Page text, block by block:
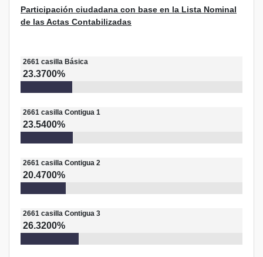
Participación ciudadana con base en la Lista Nominal
de las Actas Contabilizadas
2661 casilla Básica
23.3700%
2661 casilla Contigua 1
23.5400%
2661 casilla Contigua 2
20.4700%
2661 casilla Contigua 3
26.3200%